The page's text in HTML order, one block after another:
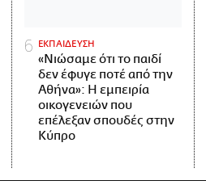
ΕΚΠΑΙΔΕΥΣΗ
«Νιώσαμε ότι το παιδί
δεν έφυγε ποτέ από την
Αθήνα»: Η εμπειρία
οικογενειών που
επέλεξαν σπουδές στην
Κύπρο